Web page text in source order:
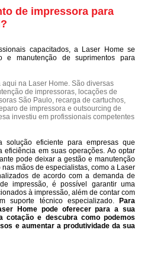
de impressora para
capacitados, a Laser Home se
e manutenção de suprimentos para
na Laser Home. São diversas
de impressoras, locações de
São Paulo, recarga de cartuchos,
de impressora e outsourcing de
investiu em profissionais competentes
solução eficiente para empresas que
eficiência em suas operações. Ao optar
pode deixar a gestão e manutenção
mãos de especialistas, como a Laser
de acordo com a demanda de
impressão, é possível garantir uma
à impressão, além de contar com
suporte técnico especializado. Para
Home pode oferecer para a sua
cotação e descubra como podemos
e aumentar a produtividade da sua